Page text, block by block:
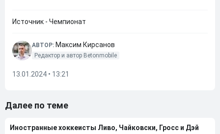
Источник - Чемпионат
АВТОР: Максим Кирсанов
Редактор и автор Betonmobile
13.01.2024 • 13:21
Далее по теме
Иностранные хоккеисты Ливо, Чайковски, Гросс и Дэй